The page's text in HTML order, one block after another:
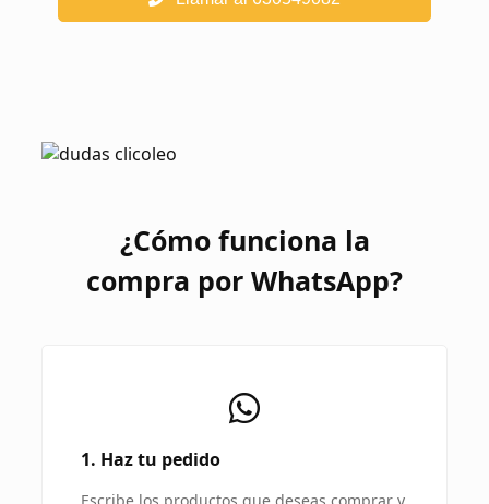
¿Cómo funciona la
compra por WhatsApp?
1. Haz tu pedido